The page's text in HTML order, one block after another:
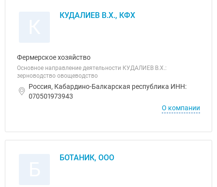
КУДАЛИЕВ В.Х., КФХ
Фермерское хозяйство
Основное направление деятельности КУДАЛИЕВ В.Х.:
зерноводство овощеводство
Россия, Кабардино-Балкарская республика ИНН:
070501973943
О компании
БОТАНИК, ООО